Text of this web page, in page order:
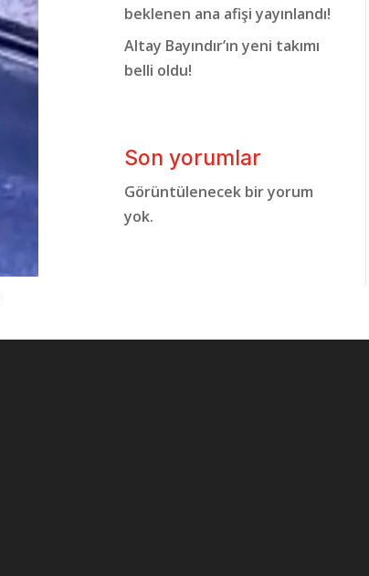
beklenen ana afişi yayınlandı!
Altay Bayındır’ın yeni takımı
belli oldu!
Son yorumlar
Görüntülenecek bir yorum
yok.